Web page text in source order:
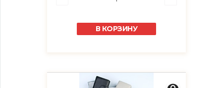
В КОРЗИНУ